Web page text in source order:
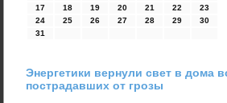
17
18 19 20 21 22
23
24
25 26 27 28 29
30
31
Энергетики вернули свет в дома
пострадавших от грозы